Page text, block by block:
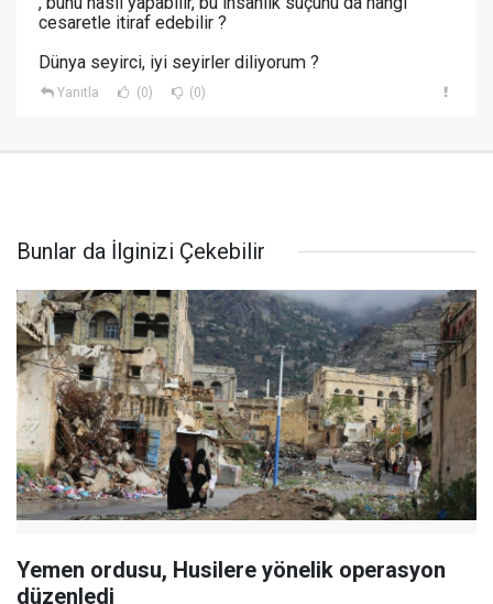
cesaretle itiraf edebilir ?
Dünya seyirci, iyi seyirler diliyorum ?
Yanıtla (0) (0)
Bunlar da İlginizi Çekebilir
Yemen ordusu, Husilere yönelik operasyon
düzenledi